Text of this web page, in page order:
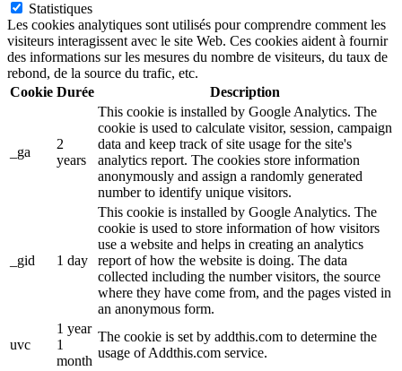
Statistiques
Les cookies analytiques sont utilisés pour comprendre comment les
visiteurs interagissent avec le site Web. Ces cookies aident à fournir
des informations sur les mesures du nombre de visiteurs, du taux de
rebond, de la source du trafic, etc.
Cookie Durée Description
_ga
2
years
This cookie is installed by Google Analytics. The
cookie is used to calculate visitor, session, campaign
data and keep track of site usage for the site's
analytics report. The cookies store information
anonymously and assign a randomly generated
number to identify unique visitors.
_gid 1 day
This cookie is installed by Google Analytics. The
cookie is used to store information of how visitors
use a website and helps in creating an analytics
report of how the website is doing. The data
collected including the number visitors, the source
where they have come from, and the pages visted in
an anonymous form.
uvc
1 year
1
month
The cookie is set by addthis.com to determine the
usage of Addthis.com service.